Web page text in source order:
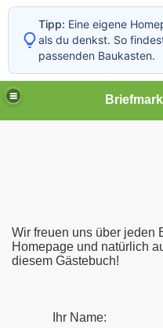
Wir freuen uns über jeden
Homepage und natürlich
diesem Gästebuch!
Ihr Name:
Tipp: Eine eigene
als du denkst. So
passenden Baukasten.